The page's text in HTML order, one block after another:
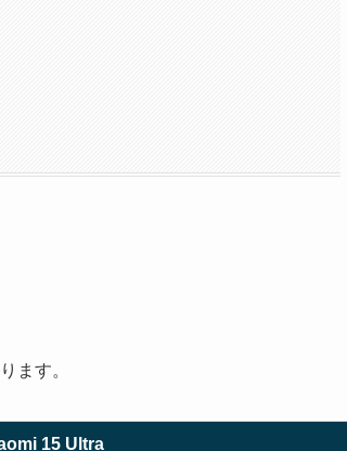
ます。
15 Ultra